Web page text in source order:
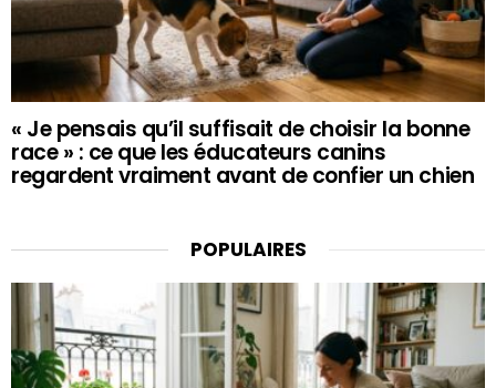
« Je pensais qu’il suffisait de choisir la bonne
race » : ce que les éducateurs canins
regardent vraiment avant de confier un chien
POPULAIRES